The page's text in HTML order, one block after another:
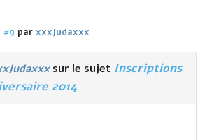
#9 par xxxJudaxxx
sur le sujet Inscriptions
2014